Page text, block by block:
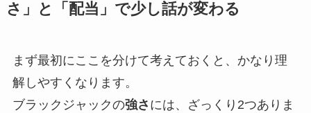
さ」と「配当」で少し話が変わる
まず最初にここを分けて考えておくと、かなり理
解しやすくなります。
ブラックジャックの強さ には、ざっくり2つありま